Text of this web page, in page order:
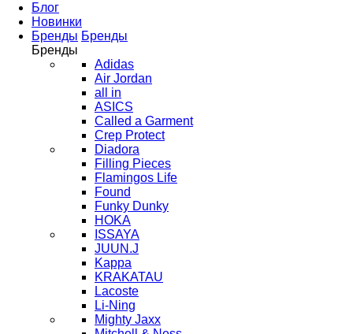
Блог
Новинки
Бренды Бренды
Бренды
Adidas
Air Jordan
all in
ASICS
Called a Garment
Crep Protect
Diadora
Filling Pieces
Flamingos Life
Found
Funky Dunky
HOKA
ISSAYA
JUUN.J
Kappa
KRAKATAU
Lacoste
Li-Ning
Mighty Jaxx